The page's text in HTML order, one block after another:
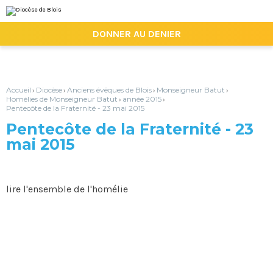
au
contenu.
la
personnels
DONNER AU DENIER
Accueil › Diocèse› Anciens évêques de Blois› Monseigneur Batut ›
Homélies de Monseigneur Batut › année 2015›
Pentecôte de la Fraternité - 23 mai 2015
Pentecôte de la Fraternité - 23
mai 2015
lire l'ensemble de l'homélie